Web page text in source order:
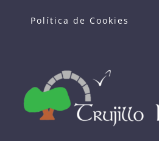
Política de Cookies